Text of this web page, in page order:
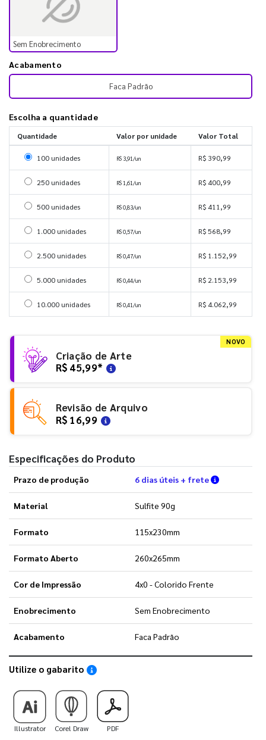
Sem Enobrecimento
Acabamento
Faca Padrão
Escolha a quantidade
Quantidade Valor por unidade Valor Total
Selecionar 100 unidades
100 unidades R$ 3,91/un R$ 390,99
Selecionar 250 unidades
250 unidades R$ 1,61/un R$ 400,99
Selecionar 500 unidades
500 unidades R$ 0,83/un R$ 411,99
Selecionar 1000 unidades
1.000 unidades R$ 0,57/un R$ 568,99
Selecionar 2500 unidades
2.500 unidades R$ 0,47/un R$ 1.152,99
Selecionar 5000 unidades
5.000 unidades R$ 0,44/un R$ 2.153,99
Selecionar 10000 unidades
10.000 unidades R$ 0,41/un R$ 4.062,99
NOVO
Criação de Arte
R$ 45,99*
Revisão de Arquivo
R$ 16,99
Especificações do Produto
Prazo de produção 6 dias úteis + frete Verifique
Material Sulfite 90g
Formato 115x230mm
Formato Aberto 260x265mm
Cor de Impressão 4x0 - Colorido Frente
Enobrecimento Sem Enobrecimento
Acabamento Faca Padrão
Utilize o gabarito Saiba como utilizar os nossos gabaritos
Illustrator Corel Draw PDF